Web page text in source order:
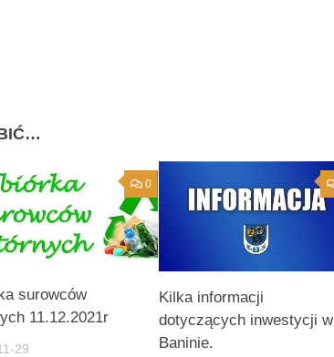
0
surowców
11.12.2021r
29
Kilka informacji
dotyczących inwestycji w
Baninie.